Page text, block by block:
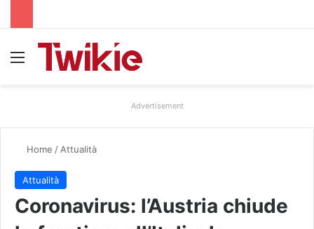
Advertisement
Home / Attualità
Attualità
Coronavirus: l’Austria chiude